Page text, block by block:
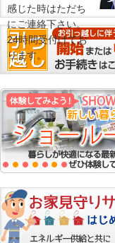
感じた時はただち
にご連絡下さい。
24時間受付けてお
ります。